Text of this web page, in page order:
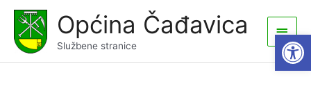
content
Općina Čađavica
Službene stranice
Main
Menu